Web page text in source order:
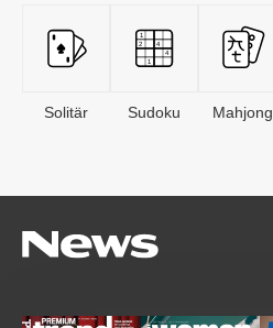
Solitär Sudoku Mahjong